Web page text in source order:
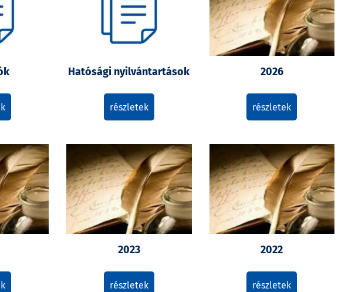
Hatósági nyilvántartások
részletek
2026
részletek
2023
részletek
2022
részletek